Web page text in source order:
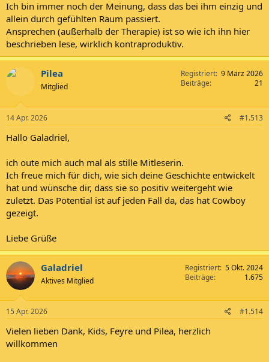
Ich bin immer noch der Meinung, dass das bei ihm einzig und
allein durch gefühlten Raum passiert.
Ansprechen (außerhalb der Therapie) ist so wie ich ihn hier
beschrieben lese, wirklich kontraproduktiv.
Pilea
Mitglied
Registriert 9 März 2026
Beiträge
21
14 Apr. 2026 #1.513
Hallo Galadriel,
ich oute mich auch mal als stille Mitleserin.
Ich freue mich für dich, wie sich deine Geschichte entwickelt
hat und wünsche dir, dass sie so positiv weitergeht wie
zuletzt. Das Potential ist auf jeden Fall da, das hat Cowboy
gezeigt.
Liebe Grüße
Galadriel
Aktives Mitglied
Registriert 5 Okt. 2024
Beiträge
1.675
15 Apr. 2026 #1.514
Vielen lieben Dank, Kids, Feyre und Pilea, herzlich
willkommen